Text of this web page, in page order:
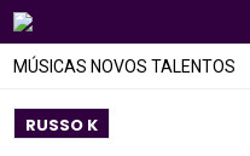
MÚSICAS NOVOS TALENTOS
RUSSO K